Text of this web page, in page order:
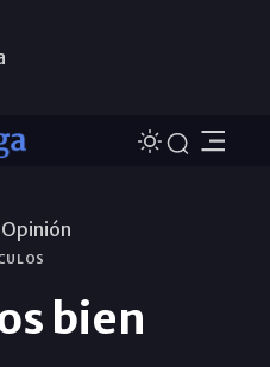
Opinión
bien